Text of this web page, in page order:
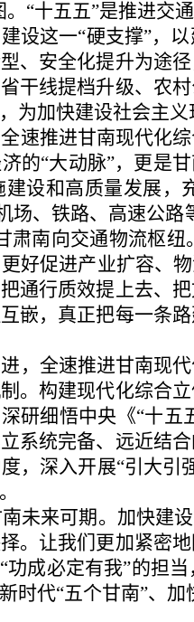
“十五五”是推进
设这一“硬支撑”，
、安全化提升为途
干线提档升级、农
为加快建设社会主
速推进甘南现代化
的“大动脉”，更是
设和高质量发展
场、铁路、高速公
肃南向交通物流枢
好促进产业扩容、
通行质效提上去、
嵌，真正把每一条
全速推进甘南现代
。构建现代化综合
研细悟中央《“十
系统完备、远近结
，深入开展“引大
来可期。加快建设
。让我们更加紧密
功成必定有我”的担
时代“五个甘南”、